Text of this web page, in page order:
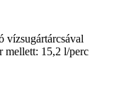
vízsugártárcsával
mellett: 15,2 l/perc